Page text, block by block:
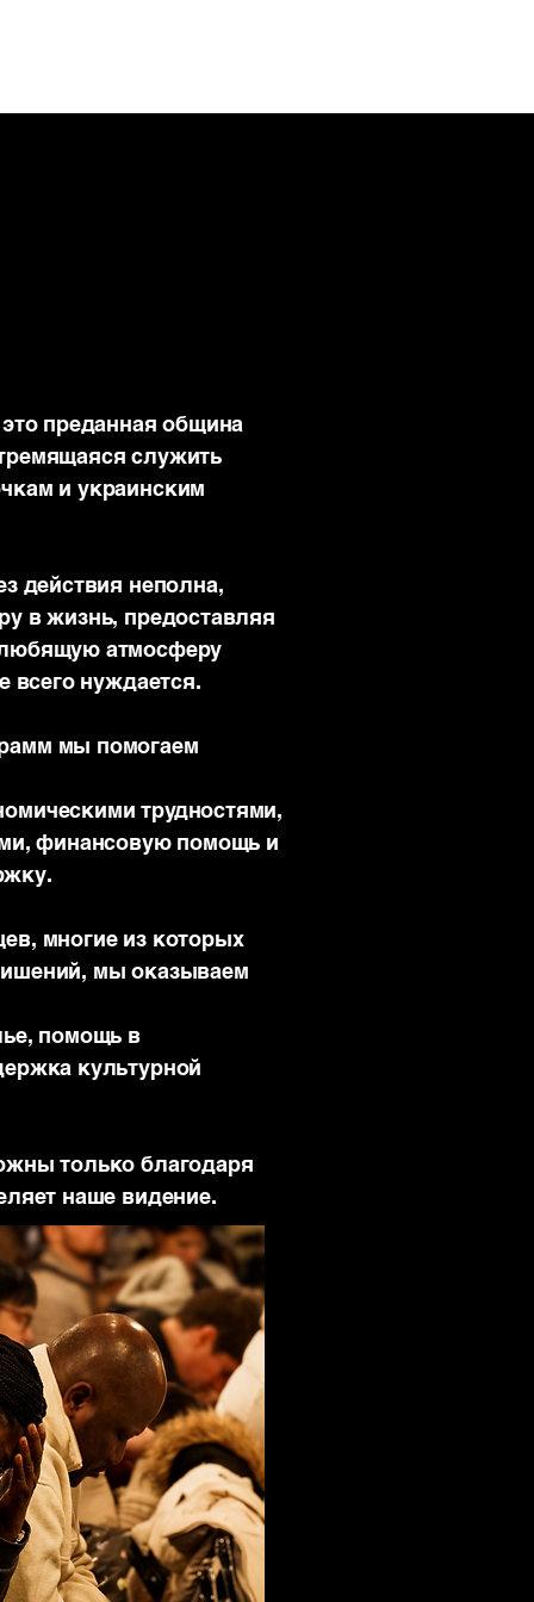
преданная община
служить
и украинским
действия неполна,
в жизнь, предоставляя
атмосферу
всего нуждается.
мы помогаем
трудностями,
финансовую помощь и
многие из которых
мы оказываем
помощь в
культурной
только благодаря
наше видение.